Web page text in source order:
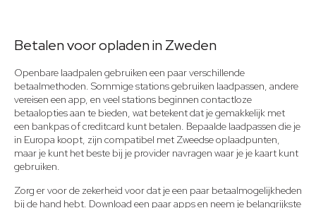
Betalen voor opladen in Zweden
Openbare laadpalen gebruiken een paar verschillende
betaalmethoden. Sommige stations gebruiken laadpassen, andere
vereisen een app, en veel stations beginnen contactloze
betaalopties aan te bieden, wat betekent dat je gemakkelijk met
een bankpas of creditcard kunt betalen. Bepaalde laadpassen die je
in Europa koopt, zijn compatibel met Zweedse oplaadpunten,
maar je kunt het beste bij je provider navragen waar je je kaart kunt
gebruiken.
Zorg er voor de zekerheid voor dat je een paar betaalmogelijkheden
bij de hand hebt. Download een paar apps en neem je belangrijkste